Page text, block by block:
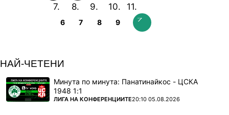
6 7 8 9
НАЙ-ЧЕТЕНИ
Минута по минута: Панатинайкос - ЦСКА
1948 1:1
ПОВЕЧЕ ОТ
ЛИГА НА КОНФЕРЕНЦИИТЕ20:10 05.08.2026